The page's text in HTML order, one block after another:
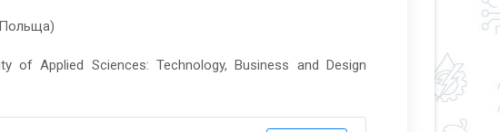
of Applied Sciences: Technology, Business and Design